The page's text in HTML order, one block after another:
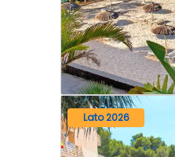
Lato 2026